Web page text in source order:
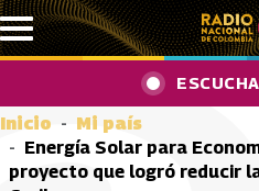
Pasar al contenido principal
Inicio
Mi país
Energía Solar para
proyecto que logró reducir